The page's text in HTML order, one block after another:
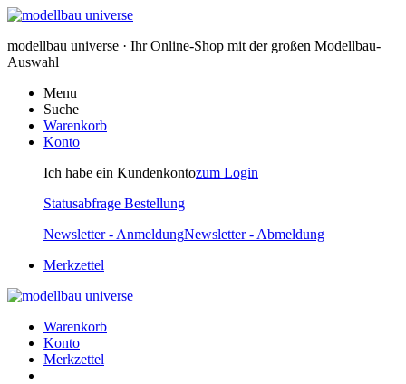
modellbau universe · Ihr Online-Shop mit der großen Modellbau-
Auswahl
Menu
Suche
Warenkorb
Konto
Ich habe ein Kundenkontozum Login
Statusabfrage Bestellung
Newsletter - AnmeldungNewsletter - Abmeldung
Merkzettel
Warenkorb
Konto
Merkzettel